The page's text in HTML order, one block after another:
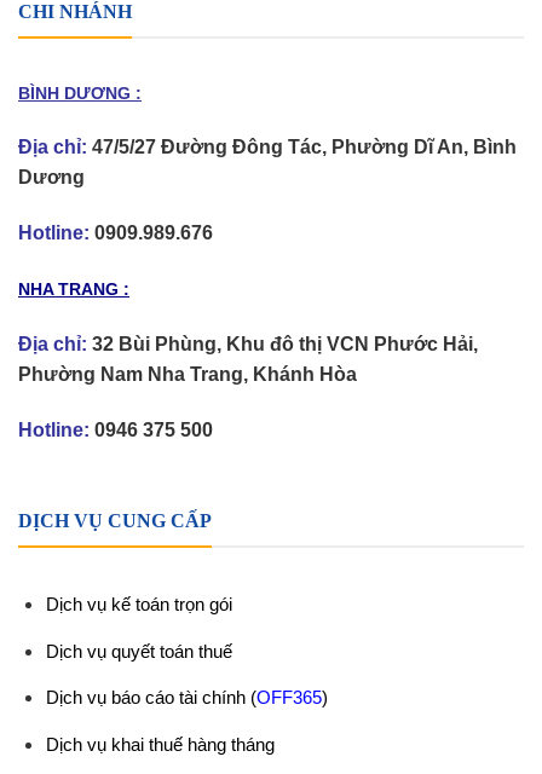
CHI NHÁNH
BÌNH DƯƠNG :
Địa chỉ: 47/5/27 Đường Đông Tác, Phường Dĩ An, Bình
Dương
Hotline: 0909.989.676
NHA TRANG :
Địa chỉ: 32 Bùi Phùng, Khu đô thị VCN Phước Hải,
Phường Nam Nha Trang, Khánh Hòa
Hotline: 0946 375 500
DỊCH VỤ CUNG CẤP
Dịch vụ kế toán trọn gói
Dịch vụ quyết toán thuế
Dịch vụ báo cáo tài chính (OFF365)
Dịch vụ khai thuế hàng tháng